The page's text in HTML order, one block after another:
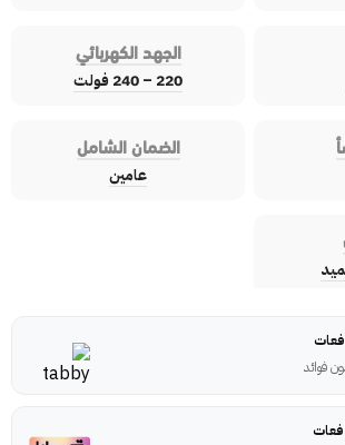
الجهد الكهربائي
220 – 240 فولت
الضمان الشامل
عامين
فوائد